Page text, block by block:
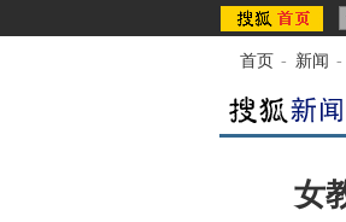
首页 - 新闻 -
女